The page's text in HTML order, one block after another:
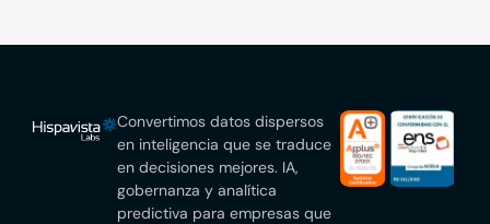
Convertimos datos dispersos
en inteligencia que se traduce
en decisiones mejores. IA,
gobernanza y analítica
predictiva para empresas que